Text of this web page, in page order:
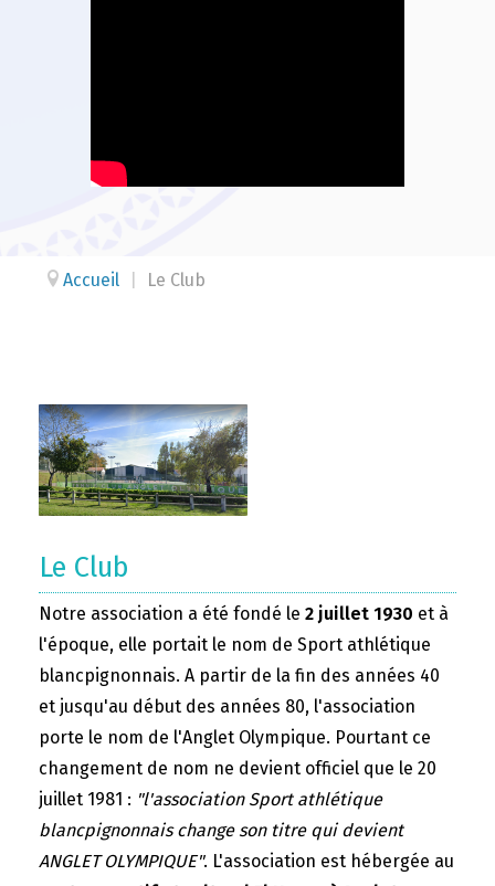
Accueil Le Club
Le Club
Notre association a été fondé le 2 juillet 1930 et à
l'époque, elle portait le nom de Sport athlétique
blancpignonnais. A partir de la fin des années 40
et jusqu'au début des années 80, l'association
porte le nom de l'Anglet Olympique. Pourtant ce
changement de nom ne devient officiel que le 20
juillet 1981 : "l'association Sport athlétique
blancpignonnais change son titre qui devient
ANGLET OLYMPIQUE". L'association est hébergée au